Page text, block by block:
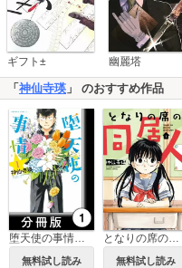
ギフト± 幽麗塔
「 神仙寺瑛 」 のおすすめ作品
無料試し読み 無料試し読み